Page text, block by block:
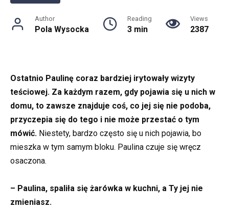
Author
Pola Wysocka
Reading
3 min
Views
2387
Ostatnio Paulinę coraz bardziej irytowały wizyty
teściowej. Za każdym razem, gdy pojawia się u nich w
domu, to zawsze znajduje coś, co jej się nie podoba,
przyczepia się do tego i nie może przestać o tym
mówić. Niestety, bardzo często się u nich pojawia, bo
mieszka w tym samym bloku. Paulina czuje się wręcz
osaczona.
– Paulina, spaliła się żarówka w kuchni, a Ty jej nie
zmieniasz.